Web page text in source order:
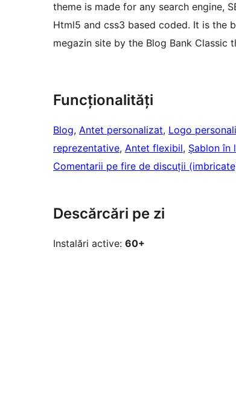
theme is made for any search engine,
Html5 and css3 based coded. It is the
megazin site by the Blog Bank Classic
Funcționalități
Blog, Antet personalizat, Logo
reprezentative, Antet flexibil, Șablon în
Comentarii pe fire de discuții
Descărcări pe zi
Instalări active: 60+